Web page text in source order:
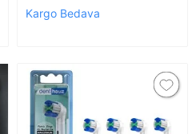
Kargo Bedava